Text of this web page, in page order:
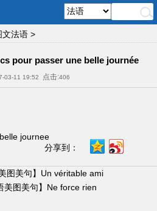
文法语 >
pour passer une belle journée
03-11 19:52 点击:406
分享到：
美图美句】Un véritable ami
美图美句】Ne force rien